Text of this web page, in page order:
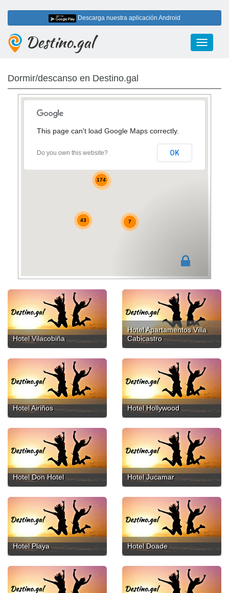
Descarga nuestra aplicación Android
Toggle
Destino.gal
Dormir/descanso en Destino.gal
4
32
174
43 7
29
This page can't load Google Maps correctly.
Do you own this website? OK
Hotel Vilacobiña
Hotel Apartamentos Villa
Cabicastro
Hotel Airiños Hotel Hollywood
Hotel Don Hotel Hotel Jucamar
Hotel Playa Hotel Doade